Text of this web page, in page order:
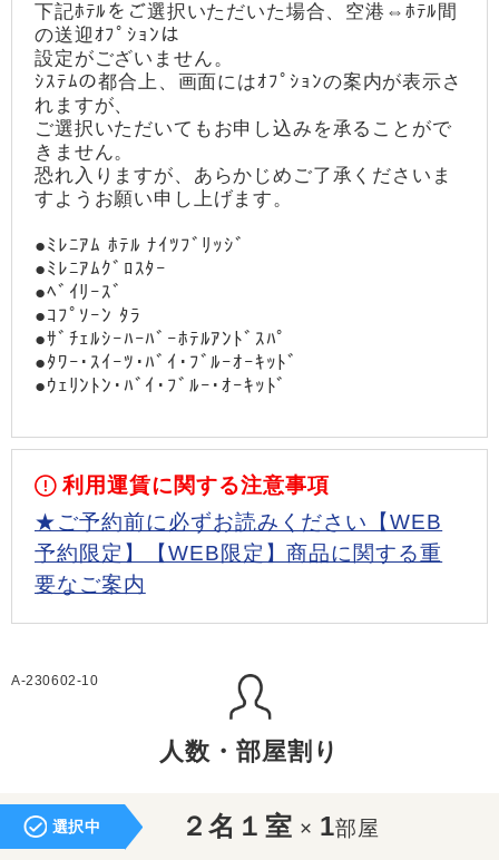
下記ﾎﾃﾙをご選択いただいた場合、空港⇔ﾎﾃﾙ間
の送迎ｵﾌﾟｼｮﾝは
設定がございません。
ｼｽﾃﾑの都合上、画面にはｵﾌﾟｼｮﾝの案内が表示さ
れますが、
ご選択いただいてもお申し込みを承ることがで
きません。
恐れ入りますが、あらかじめご了承くださいま
すようお願い申し上げます。
●ﾐﾚﾆｱﾑ ﾎﾃﾙ ﾅｲﾂﾌﾞﾘｯｼﾞ
●ﾐﾚﾆｱﾑｸﾞﾛｽﾀｰ
●ﾍﾞｲﾘｰｽﾞ
●ｺﾌﾟｿｰﾝ ﾀﾗ
●ｻﾞﾁｪﾙｼｰﾊｰﾊﾞｰﾎﾃﾙｱﾝﾄﾞｽﾊﾟ
●ﾀﾜｰ･ｽｲｰﾂ･ﾊﾞｲ･ﾌﾞﾙｰｵｰｷｯﾄﾞ
●ｳｪﾘﾝﾄﾝ･ﾊﾞｲ･ﾌﾞﾙｰ･ｵｰｷｯﾄﾞ
利用運賃に関する注意事項
★ご予約前に必ずお読みください【WEB
予約限定】【WEB限定】商品に関する重
要なご案内
A-230602-10
人数・部屋割り
選択中 ２名１室 × 1部屋